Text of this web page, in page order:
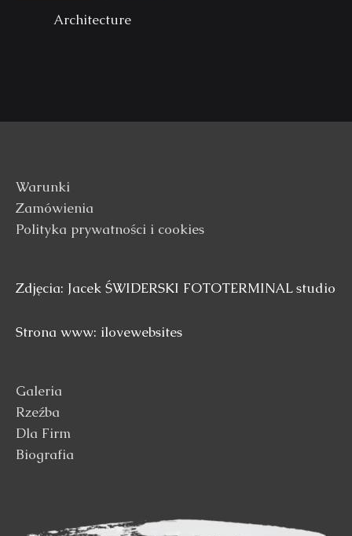
Architecture
Warunki
Zamówienia
Polityka prywatności i cookies
Zdjęcia: Jacek ŚWIDERSKI FOTOTERMINAL studio
Strona www: ilovewebsites
Galeria
Rzeźba
Dla Firm
Biografia